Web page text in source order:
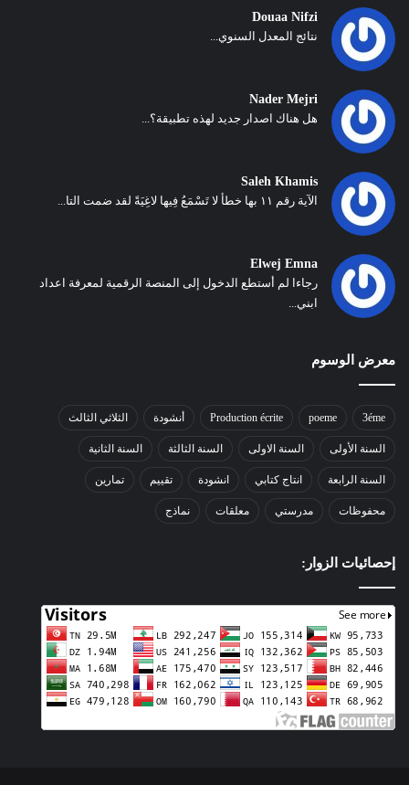
Douaa Nifzi
نتائج المعدل السنوي...
Nader Mejri
هل هناك اصدار جديد لهذه تطبيقة؟...
Saleh Khamis
الآية رقم ١١ بها خطأ لا تَسْمَعُ فِيها لاغِيَةً لقد ضمت التا...
Elwej Emna
رجاءا لم أستطع الدخول إلى المنصة الرقمية لمعرفة اعداد
ابني...
معرض الوسوم
3éme
poeme
Production écrite أنشودة الثلاثي الثالث
السنة الأولى السنة الاولى السنة الثالثة السنة الثانية
السنة الرابعة انتاج كتابي انشودة تقييم تمارين
محفوظات مدرستي معلقات نماذج
إحصائيات الزوار: